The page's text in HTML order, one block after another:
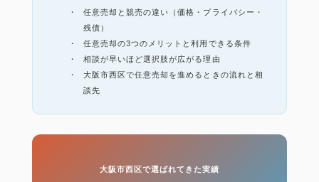
任意売却と競売の違い（価格・プライバシー・
残債）
任意売却の3つのメリットと利用できる条件
相談が早いほど選択肢が広がる理由
大阪市西区で任意売却を進めるときの流れと相
談先
大阪市西区で選ばれてきた実績